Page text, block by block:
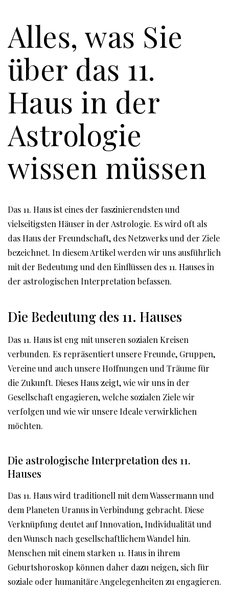
Alles, was Sie
über das 11.
Haus in der
Astrologie
wissen müssen
Das 11. Haus ist eines der faszinierendsten und
vielseitigsten Häuser in der Astrologie. Es wird oft als
das Haus der Freundschaft, des Netzwerks und der Ziele
bezeichnet. In diesem Artikel werden wir uns ausführlich
mit der Bedeutung und den Einflüssen des 11. Hauses in
der astrologischen Interpretation befassen.
Die Bedeutung des 11. Hauses
Das 11. Haus ist eng mit unseren sozialen Kreisen
verbunden. Es repräsentiert unsere Freunde, Gruppen,
Vereine und auch unsere Hoffnungen und Träume für
die Zukunft. Dieses Haus zeigt, wie wir uns in der
Gesellschaft engagieren, welche sozialen Ziele wir
verfolgen und wie wir unsere Ideale verwirklichen
möchten.
Die astrologische Interpretation des 11.
Hauses
Das 11. Haus wird traditionell mit dem Wassermann und
dem Planeten Uranus in Verbindung gebracht. Diese
Verknüpfung deutet auf Innovation, Individualität und
den Wunsch nach gesellschaftlichem Wandel hin.
Menschen mit einem starken 11. Haus in ihrem
Geburtshoroskop können daher dazu neigen, sich für
soziale oder humanitäre Angelegenheiten zu engagieren.